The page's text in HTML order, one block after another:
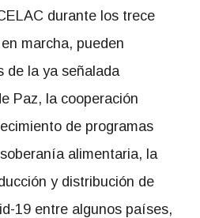
durante los trece
marcha, pueden
de la ya señalada
Paz, la cooperación
de programas
alimentaria, la
y distribución de
19 entre algunos países,